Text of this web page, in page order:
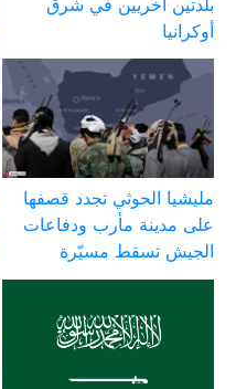
أوكرانيا
مليشيا الحوثي تجدد قصفها
على مدينة مأرب ودفاعات
الجيش تسقط مسيّرة